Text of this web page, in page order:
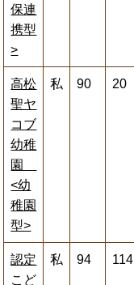
保連
携型
>
高松
聖ヤ
コブ
幼稚
園
<幼
稚園
型>
私 90 20
認定
こど
私 94 114